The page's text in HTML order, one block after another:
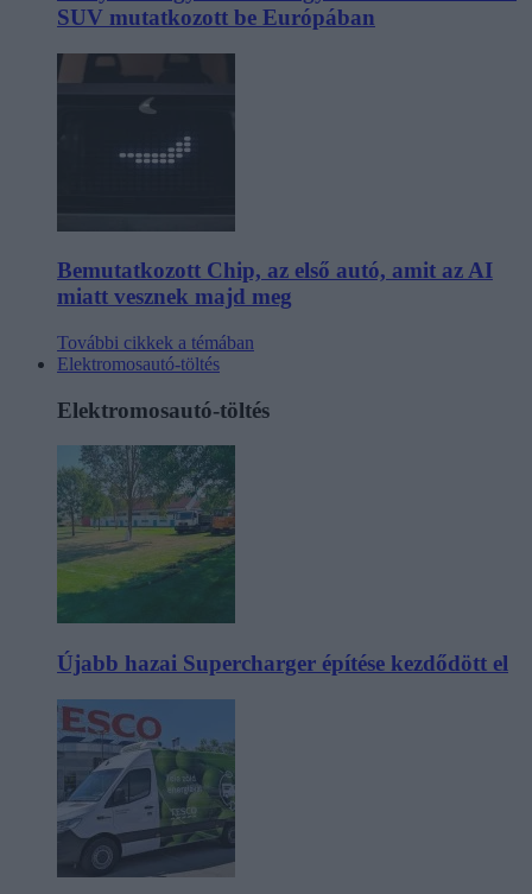
SUV mutatkozott be Európában
Bemutatkozott Chip, az első autó, amit az AI
miatt vesznek majd meg
További cikkek a témában
Elektromosautó-töltés
Elektromosautó-töltés
Újabb hazai Supercharger építése kezdődött el